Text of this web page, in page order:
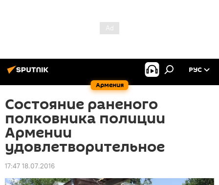
Армения
РУС
Состояние раненого
полковника полиции
Армении
удовлетворительное
17:47 18.07.2016